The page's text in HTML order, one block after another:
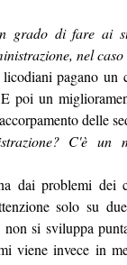
grado di fare ai
nel caso
licodiani pagano
poi un
delle
C'è un
dai problemi dei
solo su
non si sviluppa
viene invece in